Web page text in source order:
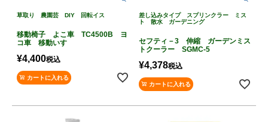
草取り 農園芸 DIY 回転イス
移動椅子 よこ車 TC4500B ヨ
コ車 移動いす
¥4,400税込
カートに入れる
差し込みタイプ スプリンクラー ミス
ト 散水 ガーデニング
セフティ－3 伸縮 ガーデンミス
トクーラー SGMC-5
¥4,378税込
カートに入れる